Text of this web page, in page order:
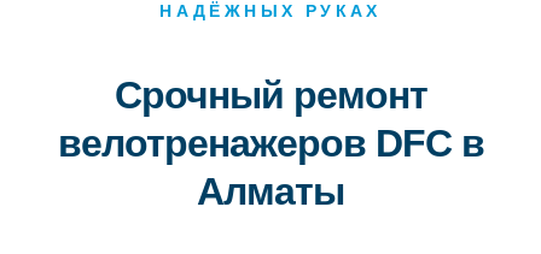
НАДЁЖНЫХ РУКАХ
Срочный ремонт
велотренажеров DFC в
Алматы